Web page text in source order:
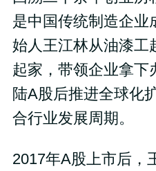
是中国传统制造企业
始人王江林从油漆工
起家，带领企业拿下
陆A股后推进全球化
合行业发展周期。
2017年A股上市后，